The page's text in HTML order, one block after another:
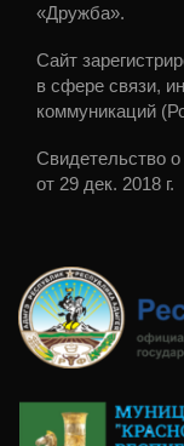
«Дружба».
Сайт
в сфере связи,
коммуникаций
Свидетельство
от 29 дек. 2018 г.